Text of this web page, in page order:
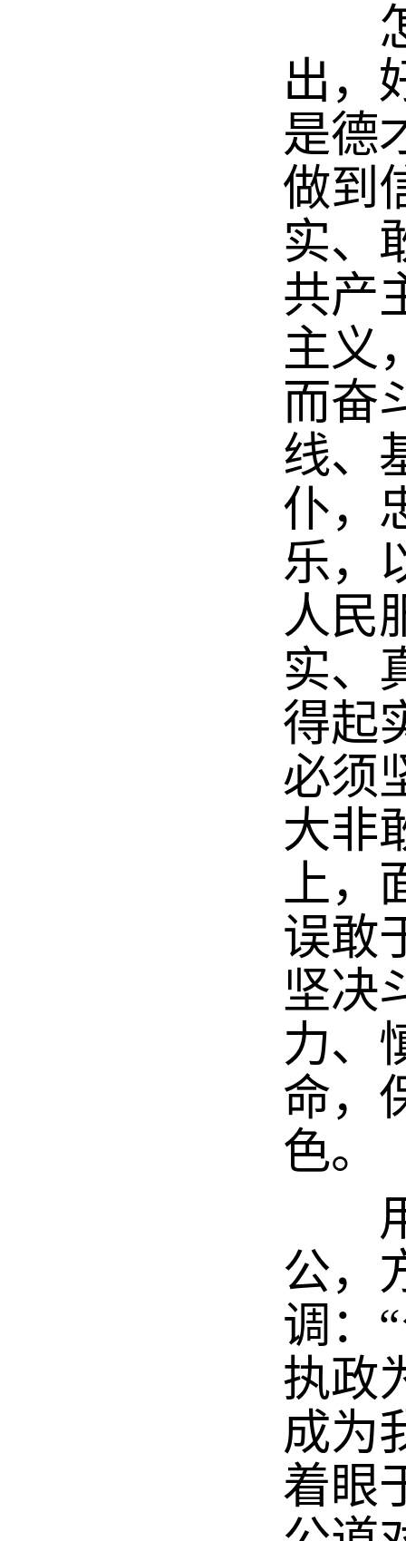
怎
出，
是德
做到
实、
共产
主义
而奋
线、
仆，
乐，
人民
实、
得起
必须
大非
上，
误敢
坚决
力、
命，
色。
用
公，
调：
执政
成为
着眼